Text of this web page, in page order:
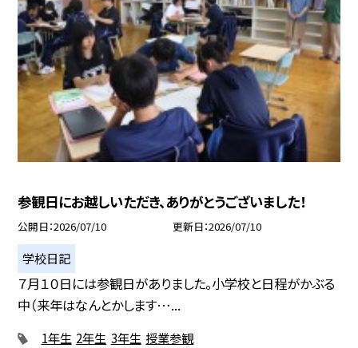
参観日にお越しいただき、ありがとうございました！
公開日 2026/07/10 更新日 2026/07/10
学校日記
７月１０日には参観日がありました。小学校と日程がかぶる
中（来年はなんとかします…...
1年生 2年生 3年生 授業参観